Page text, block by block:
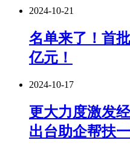
2024-10-21
名单来了！首
亿元！
2024-10-17
更大力度激发
出台助企帮扶